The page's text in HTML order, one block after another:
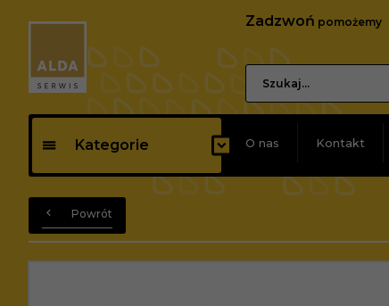
Zadzwoń pomożemy
Kategorie O nas Kontakt
Powrót